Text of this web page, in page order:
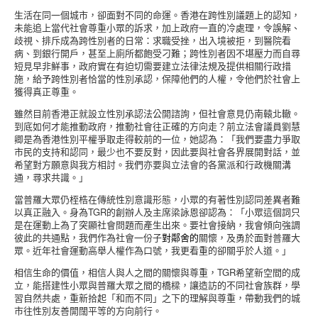
生活在同一個城市，卻面對不同的命運。香港在跨性別議題上的認知，
未能追上當代社會尊重小眾的訴求，加上政府一直的冷處理，令誤解、
歧視、排斥成為跨性別者的日常：求職受挫，出入境被拒，到醫院看
病、到銀行開戶，甚至上廁所都飽受刁難；跨性別者因不堪壓力而自尋
短見早非鮮事，政府實在有迫切需要建立法律法規及提供相關行政措
施，給予跨性別者恰當的性別承認，保障他們的人權，令他們於社會上
獲得真正尊重。
雖然目前香港正就設立性別承認法公開諮詢，但社會意見仍南轅北轍。
到底如何才能推動政府，推動社會往正確的方向走？前立法會議員劉慧
卿是為香港性別平權爭取走得較前的一位，她認為：「我們要盡力爭取
市民的支持和認同，最少也不要反對，因此要與社會各界展開對話，並
希望對方願意與我方相討。我們亦要與立法會的各黨派和行政機關溝
通，尋求共識。」
當普羅大眾仍桎梏在傳統性別意識形態，小眾的有著性別認同差異者難
以真正融入。身為TGR的創辦人及主席梁詠恩卻認為：「小眾這個詞只
是在運動上為了突顯社會問題而產生出來。要社會接納，我會傾向強調
彼此的共通點，我們作為社會一份子對鄰舍的關懷，及勇於面對普羅大
眾。近年社會運動高舉人權作為口號，我更看重的卻關乎於人道。」
相信生命的價值，相信人與人之間的關懷與尊重，TGR希望新空間的成
立，能搭建性小眾與普羅大眾之間的橋樑，讓造訪的不同社會族群，學
習自然共處，重新拾起「和而不同」之下的理解與尊重，帶動我們的城
市往性別友善開闊平等的方向前行。